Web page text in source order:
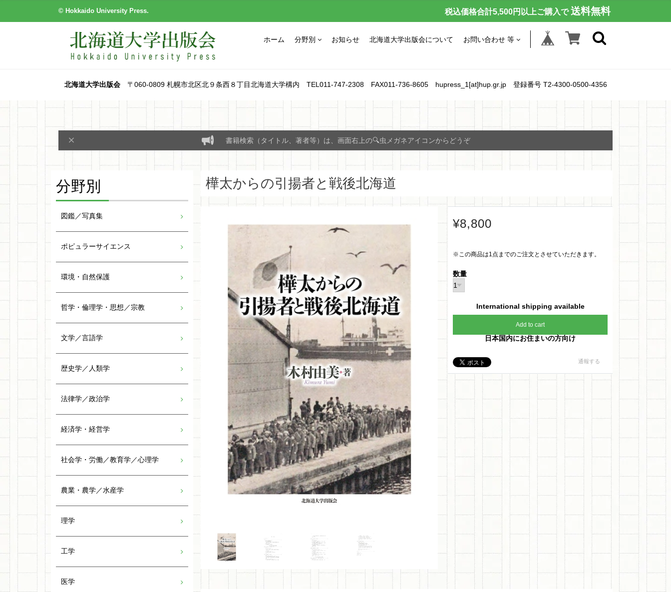
© Hokkaido University Press. 税込価格合計5,500円以上ご購入で 送料無料
ホーム 分野別 お知らせ 北海道大学出版会について お問い合わせ 等
北海道大学出版会〒060-0809 札幌市北区北９条西８丁目北海道大学構内 TEL011-747-2308 FAX011-736-8605 hupress_1[at]hup.gr.jp 登録番号 T2-4300-0500-4356
書籍検索（タイトル、著者等）は、画面右上の🔍虫メガネアイコンからどうぞ
樺太からの引揚者と戦後北海道
¥8,800
※この商品は1点までのご注文とさせていただきます。
数量
International shipping available
Add to cart
日本国内にお住まいの方向け
通報する
分野別
図鑑／写真集
ポピュラーサイエンス
環境・自然保護
哲学・倫理学・思想／宗教
文学／言語学
歴史学／人類学
法律学／政治学
経済学・経営学
社会学・労働／教育学／心理学
農業・農学／水産学
理学
工学
医学